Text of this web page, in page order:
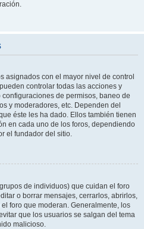
asignados con el mayor nivel de control
controlar todas las acciones y
de permisos, baneo de
y moderadores, etc. Dependen del
éste les ha dado. Ellos también tienen
en cada uno de los foros, dependiendo
el fundador del sitio.
de individuos) que cuidan el foro
o borrar mensajes, cerrarlos, abrirlos,
foro que moderan. Generalmente, los
que los usuarios se salgan del tema
malicioso.